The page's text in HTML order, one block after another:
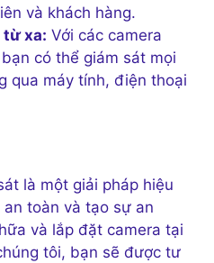
và khách hàng.
từ xa: Với các camera
có thể giám sát mọi
qua máy tính, điện thoại
là một giải pháp hiệu
toàn và tạo sự an
và lắp đặt camera tại
tôi, bạn sẽ được tư